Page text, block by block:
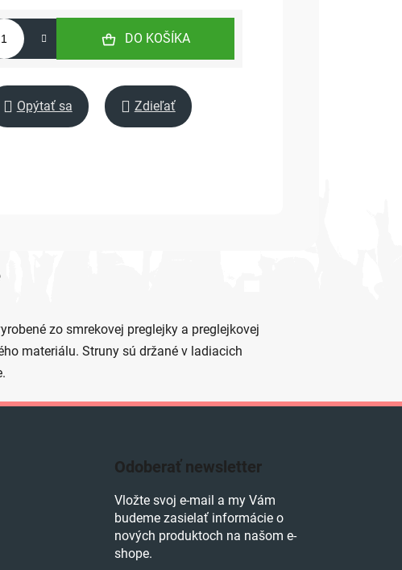
DO KOŠÍKA
Opýtať sa Zdieľať
zo smrekovej preglejky a preglejkovej
materiálu. Struny sú držané v ladiacich
Odoberať newsletter
Vložte svoj e-mail a my Vám
budeme zasielať informácie o
nových produktoch na našom e-
shope.